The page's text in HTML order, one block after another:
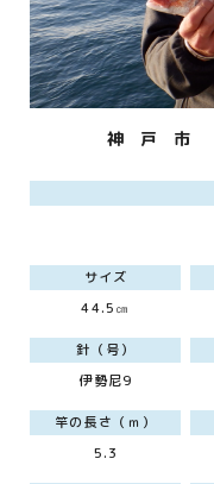
神 戸 市
サイズ
44.5㎝
針（号）
伊勢尼9
竿の長さ（ｍ）
5.3